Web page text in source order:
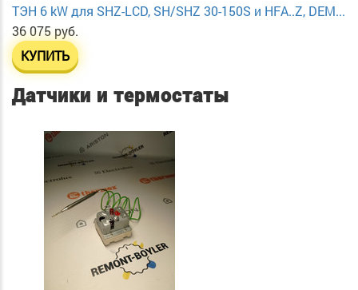
ТЭН 6 kW для SHZ-LCD, SH/SHZ 30-150S и HFA..Z, DEM...
36 075 руб.
КУПИТЬ
Датчики и термостаты